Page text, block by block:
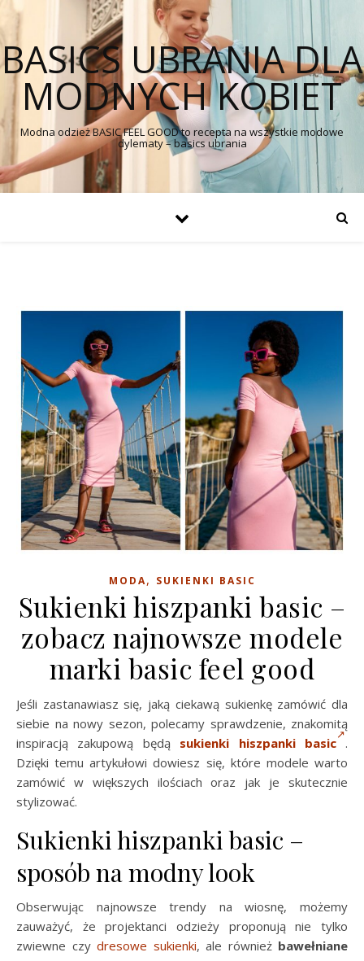
BASICS UBRANIA DLA
MODNYCH KOBIET
Modna odzież BASIC FEEL GOOD to recepta na wszystkie modowe
dylematy – basics ubrania
MODA, SUKIENKI BASIC
Sukienki hiszpanki basic –
zobacz najnowsze modele
marki basic feel good
Jeśli zastanawiasz się, jaką ciekawą sukienkę zamówić dla
siebie na nowy sezon, polecamy sprawdzenie, znakomitą
inspiracją zakupową będą sukienki hiszpanki basic .
Dzięki temu artykułowi dowiesz się, które modele warto
zamówić w większych ilościach oraz jak je skutecznie
stylizować.
Sukienki hiszpanki basic –
sposób na modny look
Obserwując najnowsze trendy na wiosnę, możemy
zauważyć, że projektanci odzieży proponują nie tylko
zwiewne czy dresowe sukienki, ale również bawełniane